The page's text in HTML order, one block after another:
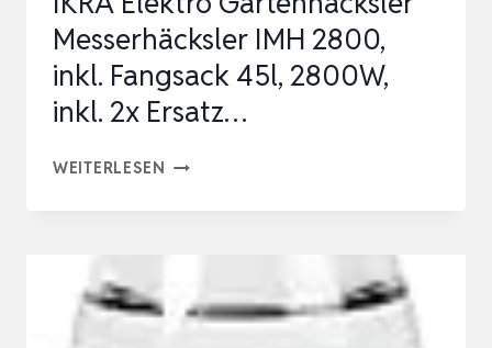
Messerhäcksler IMH 2800,
inkl. Fangsack 45l, 2800W,
inkl. 2x Ersatz…
WEITERLESEN IKRA